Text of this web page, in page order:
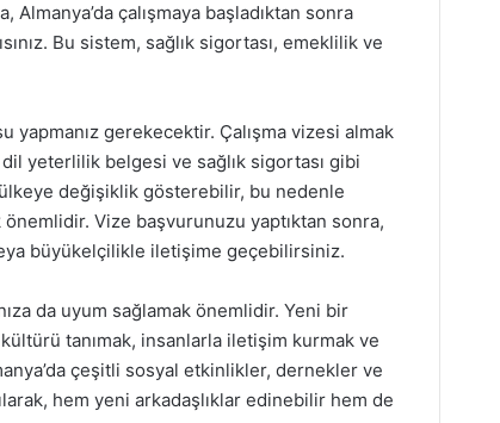
Almanya’da çalışmaya başladıktan sonra
Bu sistem, sağlık sigortası, emeklilik ve
yapmanız gerekecektir. Çalışma vizesi almak
yeterlilik belgesi ve sağlık sigortası gibi
değişiklik gösterebilir, bu nedenle
Vize başvurunuzu yaptıktan sonra,
büyükelçilikle iletişime geçebilirsiniz.
da uyum sağlamak önemlidir. Yeni bir
tanımak, insanlarla iletişim kurmak ve
çeşitli sosyal etkinlikler, dernekler ve
hem yeni arkadaşlıklar edinebilir hem de